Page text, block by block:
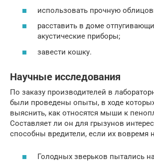
использовать прочную
расставить в доме
акустические приборы;
завести кошку.
Научные исследования
По заказу производителей в
были проведены опыты, в ходе
выяснить, как относятся мыши к
Составляет ли он для грызунов
способны вредители, если их вовремя
Голодных зверьков пытались